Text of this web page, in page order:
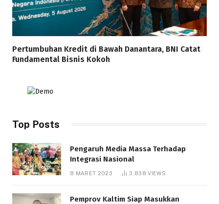
Pertumbuhan Kredit di Bawah Danantara, BNI Catat
Fundamental Bisnis Kokoh
Top Posts
Pengaruh Media Massa Terhadap
Integrasi Nasional
8 MARET 2023 3,838VIEWS
Pemprov Kaltim Siap Masukkan